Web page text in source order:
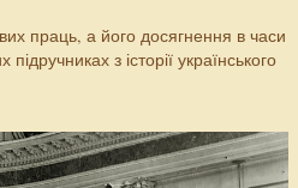
праць, а його досягнення в часи
з історії українського